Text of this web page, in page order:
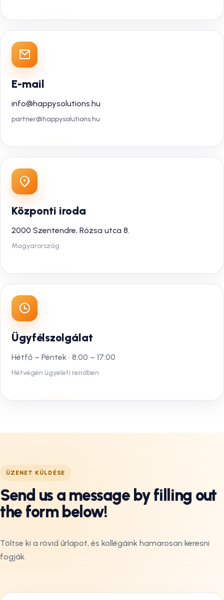
E-mail
info@happysolutions.hu
partner@happysolutions.hu
Központi iroda
2000 Szentendre, Rózsa utca 8.
Magyarország
Ügyfélszolgálat
Hétfő – Péntek · 8:00 – 17:00
Hétvégén ügyeleti rendben
ÜZENET KÜLDÉSE
Send us a message by filling out
the form below!
Töltse ki a rövid űrlapot, és kollégáink hamarosan keresni
fogják.